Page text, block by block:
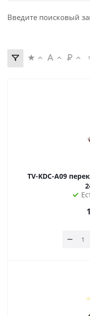
Введите поисковый
TV-KDC-A09 переключатель модульный on-off